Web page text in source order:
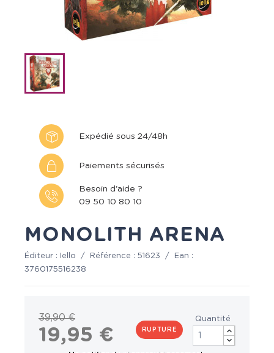
Expédié sous 24/48h
Paiements sécurisés
Besoin d'aide ?
09 50 10 80 10
MONOLITH ARENA
Éditeur : Iello / Référence : 51623 /
Ean :
3760175516238
39,90 €
19,95 € RUPTURE
Quantité